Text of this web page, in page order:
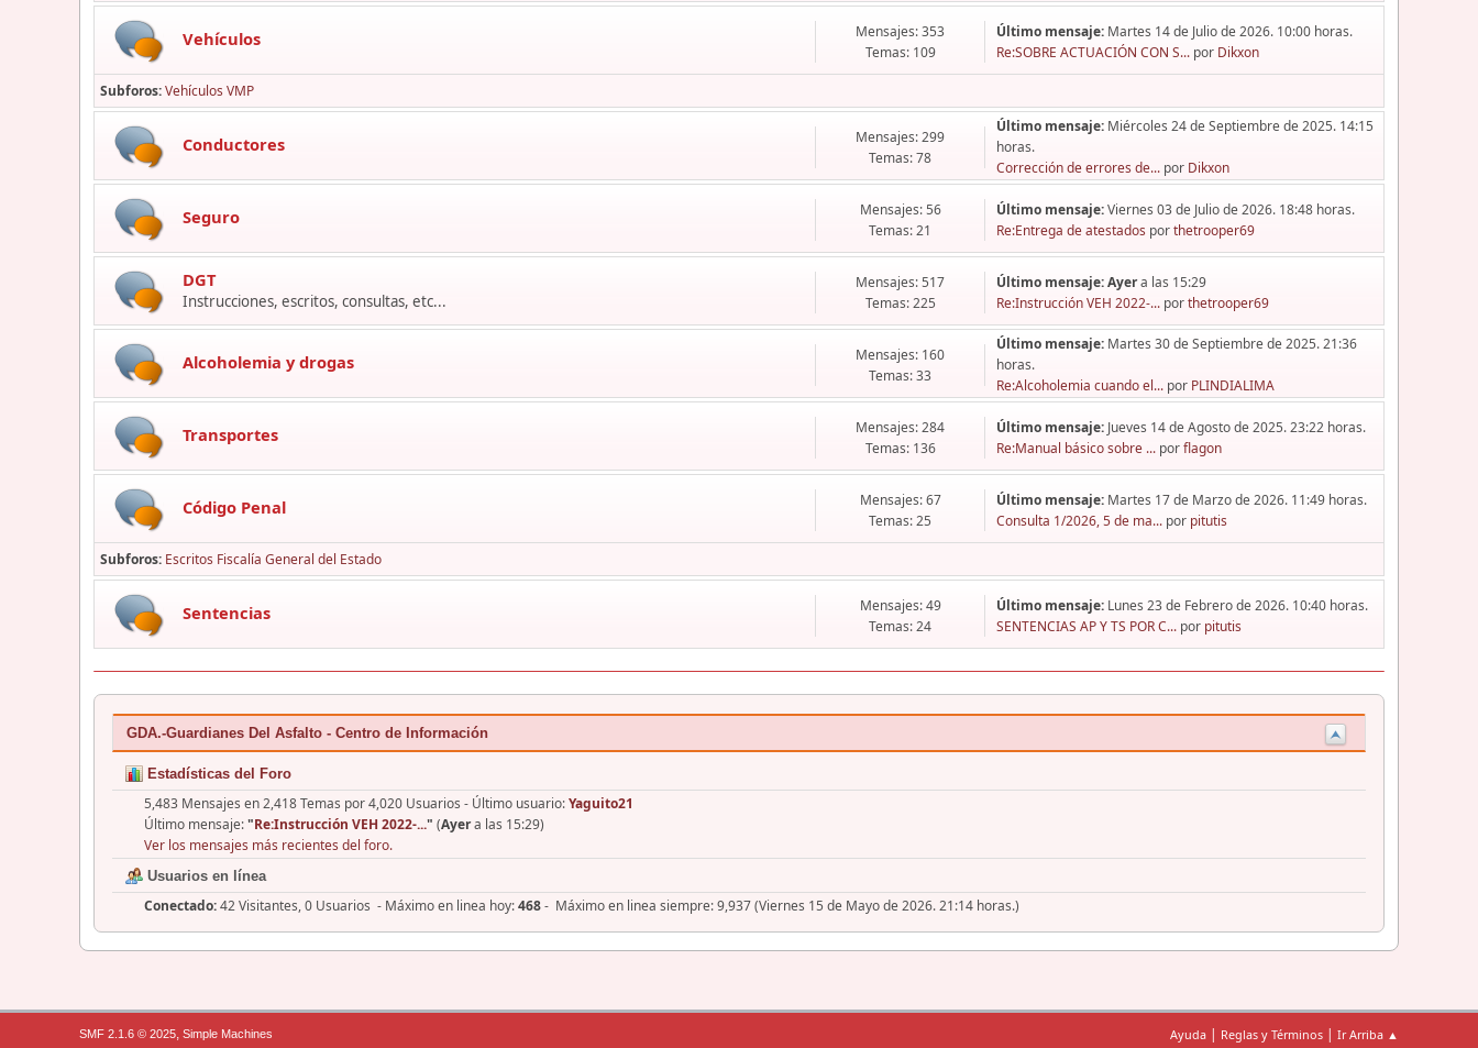
Vehículos
Mensajes: 353
Temas: 109
Último mensaje: Martes 14 de Julio de 2026. 10:00 horas.
Re:SOBRE ACTUACIÓN CON S... por Dikxon
Subforos Vehículos VMP
Conductores
Mensajes: 299
Temas: 78
Último mensaje: Miércoles 24 de Septiembre de 2025. 14:15
horas.
Corrección de errores de... por Dikxon
Seguro
Mensajes: 56
Temas: 21
Último mensaje:Viernes 03 de Julio de 2026. 18:48 horas.
Re:Entrega de atestados porthetrooper69
DGT
Instrucciones, escritos, consultas, etc...
Mensajes: 517
Temas: 225
Último mensaje:Ayera las 15:29
Re:Instrucción VEH 2022-... porthetrooper69
Alcoholemia y drogas
Mensajes: 160
Temas: 33
Último mensaje: Martes 30 de Septiembre de 2025. 21:36
horas.
Re:Alcoholemia cuando el... por PLINDIALIMA
Transportes
Mensajes: 284
Temas: 136
Último mensaje: Jueves 14 de Agosto de 2025. 23:22 horas.
Re:Manual básico sobre ... porflagon
Código Penal
Mensajes: 67
Temas: 25
Último mensaje: Martes 17 de Marzo de 2026. 11:49 horas.
Consulta 1/2026, 5 de ma... por pitutis
Subforos Escritos Fiscalía General del Estado
Sentencias
Mensajes: 49
Temas: 24
Último mensaje: Lunes 23 de Febrero de 2026. 10:40 horas.
SENTENCIAS AP Y TS POR C... por pitutis
GDA.-Guardianes Del Asfalto - Centro de Información
Estadísticas del Foro
5,483 Mensajes en 2,418 Temas por 4,020 Usuarios - Último usuario:Yaguito21
Último mensaje:"Re:Instrucción VEH 2022-..." (Ayera las 15:29)
Ver los mensajes más recientes del foro.
Usuarios en línea
Conectado:42 Visitantes, 0 Usuarios - Máximo en linea hoy:468- Máximo en linea siempre: 9,937 (Viernes 15 de Mayo de 2026. 21:14 horas.)
Ayuda | Reglas y Términos | Ir Arriba ▲
SMF 2.1.6 © 2025, Simple Machines